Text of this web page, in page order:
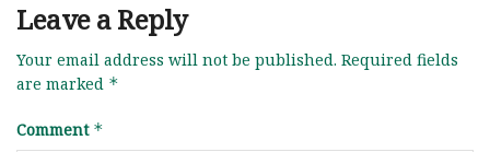
Leave a Reply
Your email address will not be published. Required fields
are marked *
Comment *